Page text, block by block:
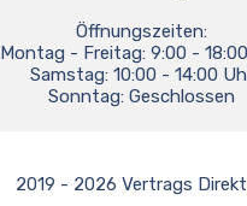
Öffnungszeiten:
Montag - Freitag: 9:00 -
Samstag: 10:00 - 14:00
Sonntag: Geschlossen
2019 - 2026 Vertrags